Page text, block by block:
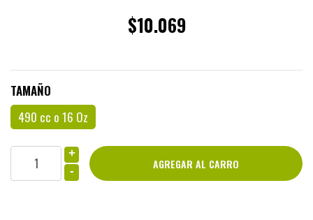
$10.069
TAMAÑO
490 cc o 16 Oz
+
-